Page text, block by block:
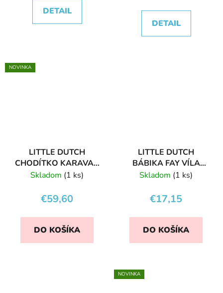
DETAIL
DETAIL
NOVINKA
LITTLE DUTCH
CHODÍTKO KARAVAN
DREVENÉ
Skladom (1 ks)
€59,60
DO KOŠÍKA
LITTLE DUTCH
BÁBIKA FAY VÍLA
LÁSKY
Skladom (1 ks)
€17,15
DO KOŠÍKA
NOVINKA